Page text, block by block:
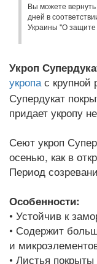
Вы можете
дней в
Украины "О
Укроп
укропас крупной
Супердукат
придает укропу
Сеют укроп
осенью, как в
Период
Особенности:
• Устойчив к
• Содержит
и
• Листья